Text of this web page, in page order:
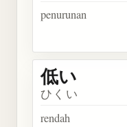
penurunan
低い
ひくい
rendah